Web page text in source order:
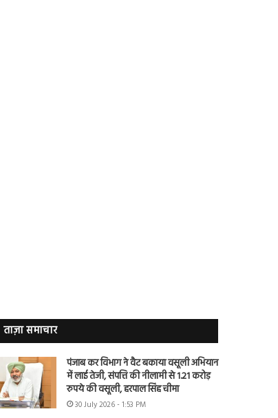
ताज़ा समाचार
पंजाब कर विभाग ने वैट बकाया वसूली अभियान
में लाई तेजी, संपत्ति की नीलामी से 1.21 करोड़
रुपये की वसूली, हरपाल सिंह चीमा
30 July 2026 - 1:53 PM